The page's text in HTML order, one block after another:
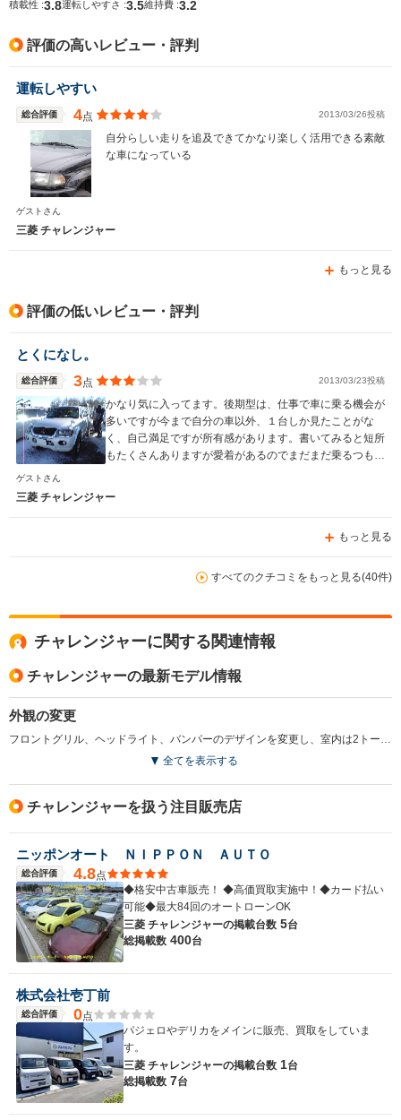
積載性 :3.8運転しやすさ :3.5維持費 :3.2
評価の高いレビュー・評判
運転しやすい
総合評価 4点 2013/03/26投稿
自分らしい走りを追及できてかなり楽しく活用できる素敵
な車になっている
ゲストさん
三菱 チャレンジャー
もっと見る
評価の低いレビュー・評判
とくになし。
総合評価 3点 2013/03/23投稿
かなり気に入ってます。後期型は、仕事で車に乗る機会が
多いですが今まで自分の車以外、１台しか見たことがな
く、自己満足ですが所有感があります。書いてみると短所
もたくさんありますが愛着があるのでまだまだ乗るつもり
ゲストさん
三菱 チャレンジャー
もっと見る
すべてのクチコミをもっと見る(40件)
チャレンジャーに関する関連情報
チャレンジャーの最新モデル情報
外観の変更
全てを表示する
チャレンジャーを扱う注目販売店
ニッポンオート ＮＩＰＰＯＮ ＡＵＴＯ
総合評価 4.8点
◆格安中古車販売！ ◆高価買取実施中！◆カード払い
可能◆最大84回のオートローンOK
三菱 チャレンジャーの掲載台数 5台
総掲載数 400台
株式会社壱丁前
総合評価 0点
パジェロやデリカをメインに販売、買取をしていま
す。
三菱 チャレンジャーの掲載台数 1台
総掲載数 7台